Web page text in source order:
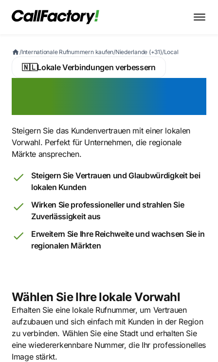
/Internationale Rufnummern kaufen/Niederlande (+31)/Local
🇳🇱Lokale Verbindungen verbessern
Steigern Sie das Kundenvertrauen mit einer lokalen
Vorwahl. Perfekt für Unternehmen, die regionale
Märkte ansprechen.
Steigern Sie Vertrauen und Glaubwürdigkeit bei
lokalen Kunden
Wirken Sie professioneller und strahlen Sie
Zuverlässigkeit aus
Erweitern Sie Ihre Reichweite und wachsen Sie in
regionalen Märkten
Wählen Sie Ihre lokale Vorwahl
Erhalten Sie eine lokale Rufnummer, um Vertrauen
aufzubauen und sich einfach mit Kunden in der Region
zu verbinden. Wählen Sie eine Stadt und erhalten Sie
eine wiedererkennbare Nummer, die Ihr professionelles
Image stärkt.